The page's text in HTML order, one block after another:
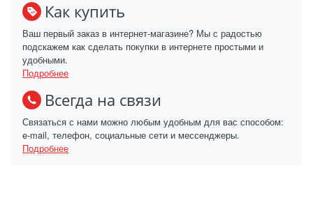
Как купить
Ваш первый заказ в интернет-магазине? Мы с радостью
подскажем как сделать покупки в интернете простыми и
удобными.
Подробнее
Всегда на связи
Связаться с нами можно любым удобным для вас способом:
e-mail, телефон, социальные сети и мессенджеры.
Подробнее